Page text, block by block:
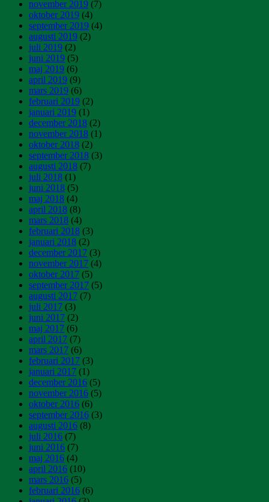
november 2019 (7)
oktober 2019 (4)
september 2019 (4)
augusti 2019 (2)
juli 2019 (2)
juni 2019 (5)
maj 2019 (6)
april 2019 (9)
mars 2019 (6)
februari 2019 (2)
januari 2019 (1)
december 2018 (2)
november 2018 (1)
oktober 2018 (2)
september 2018 (3)
augusti 2018 (7)
juli 2018 (1)
juni 2018 (5)
maj 2018 (4)
april 2018 (8)
mars 2018 (4)
februari 2018 (3)
januari 2018 (2)
december 2017 (3)
november 2017 (4)
oktober 2017 (5)
september 2017 (5)
augusti 2017 (7)
juli 2017 (3)
juni 2017 (2)
maj 2017 (6)
april 2017 (7)
mars 2017 (6)
februari 2017 (3)
januari 2017 (1)
december 2016 (5)
november 2016 (5)
oktober 2016 (6)
september 2016 (3)
augusti 2016 (8)
juli 2016 (7)
juni 2016 (7)
maj 2016 (4)
april 2016 (10)
mars 2016 (5)
februari 2016 (6)